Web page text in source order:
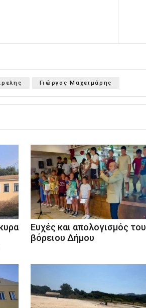
Γιώργος Μαχειμάρης
Ευχές και απολογισμός του
βόρειου Δήμου